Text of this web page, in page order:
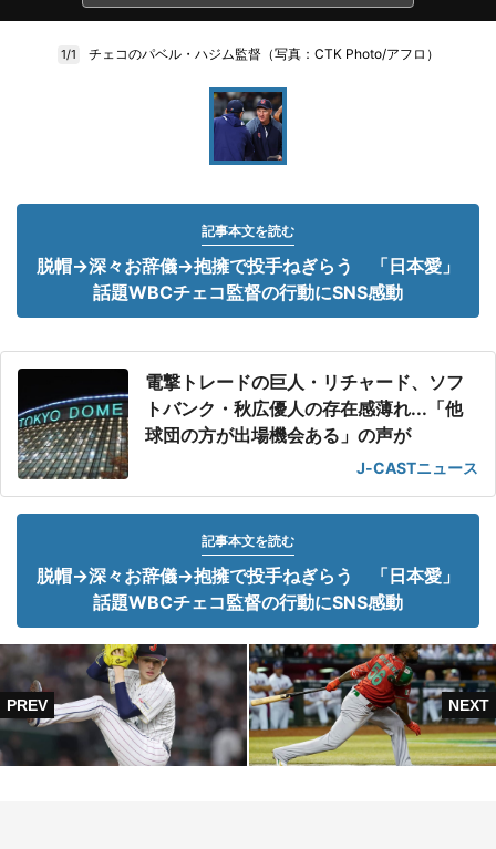
1/1 チェコのパベル・ハジム監督（写真：CTK Photo/アフロ）
記事本文を読む
脱帽→深々お辞儀→抱擁で投手ねぎらう 「日本愛」
話題WBCチェコ監督の行動にSNS感動
電撃トレードの巨人・リチャード、ソフ
トバンク・秋広優人の存在感薄れ...「他
球団の方が出場機会ある」の声が
J-CASTニュース
記事本文を読む
脱帽→深々お辞儀→抱擁で投手ねぎらう 「日本愛」
話題WBCチェコ監督の行動にSNS感動